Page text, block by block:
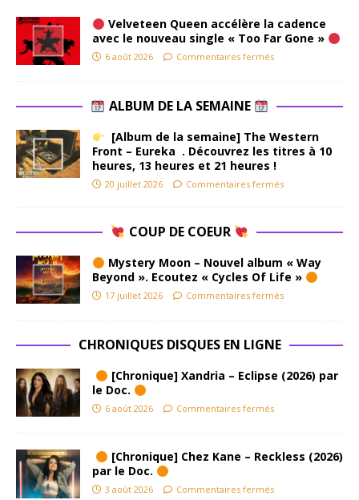
Velveteen Queen accélère la cadence
avec le nouveau single « Too Far Gone »
6 août 2026 Commentaires fermés
ALBUM DE LA SEMAINE
[Album de la semaine] The Western
Front – Eureka . Découvrez les titres à 10
heures, 13 heures et 21 heures !
20 juillet 2026 Commentaires fermés
COUP DE COEUR
Mystery Moon – Nouvel album « Way
Beyond ». Ecoutez « Cycles Of Life »
17 juillet 2026 Commentaires fermés
CHRONIQUES DISQUES EN LIGNE
[Chronique] Xandria – Eclipse (2026) par
le Doc.
6 août 2026 Commentaires fermés
[Chronique] Chez Kane – Reckless (2026)
par le Doc.
3 août 2026 Commentaires fermés